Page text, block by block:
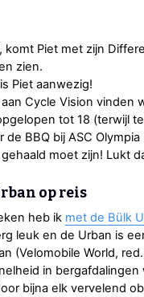
komt Piet met zijn
zien.
Piet aanwezig!
Cycle Vision vinden
tot 18 (terwijl
de BBQ bij ASC
moet zijn! Lukt
op reis
heb ik met de Bülk
leuk en de Urban is
(Velomobile World,
in
bijna elk vervelend